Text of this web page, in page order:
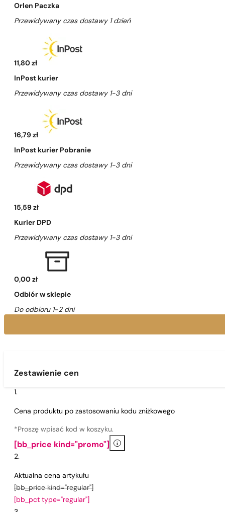
Orlen Paczka
Przewidywany czas dostawy 1 dzień
11,80 zł
InPost kurier
Przewidywany czas dostawy 1-3 dni
16,79 zł
InPost kurier Pobranie
Przewidywany czas dostawy 1-3 dni
15,59 zł
Kurier DPD
Przewidywany czas dostawy 1-3 dni
0,00 zł
Odbiór w sklepie
Do odbioru 1-2 dni
Zestawienie cen
Cena produktu po zastosowaniu kodu zniżkowego
*Proszę wpisać kod w koszyku.
[bb_price kind="promo"] i
Aktualna cena artykułu
[bb_price kind="regular"]
[bb_pct type="regular"]